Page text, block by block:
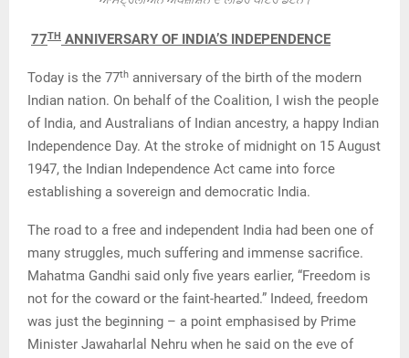
77TH ANNIVERSARY OF INDIA’S INDEPENDENCE
Today is the 77th anniversary of the birth of the modern
Indian nation. On behalf of the Coalition, I wish the people
of India, and Australians of Indian ancestry, a happy Indian
Independence Day. At the stroke of midnight on 15 August
1947, the Indian Independence Act came into force
establishing a sovereign and democratic India.
The road to a free and independent India had been one of
many struggles, much suffering and immense sacrifice.
Mahatma Gandhi said only five years earlier, “Freedom is
not for the coward or the faint-hearted.” Indeed, freedom
was just the beginning – a point emphasised by Prime
Minister Jawaharlal Nehru when he said on the eve of